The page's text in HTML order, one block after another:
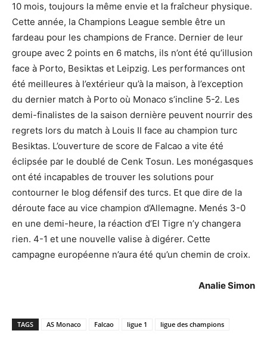
10 mois, toujours la même envie et la fraîcheur physique.
Cette année, la Champions League semble être un
fardeau pour les champions de France. Dernier de leur
groupe avec 2 points en 6 matchs, ils n’ont été qu’illusion
face à Porto, Besiktas et Leipzig. Les performances ont
été meilleures à l’extérieur qu’à la maison, à l’exception
du dernier match à Porto où Monaco s’incline 5-2. Les
demi-finalistes de la saison dernière peuvent nourrir des
regrets lors du match à Louis II face au champion turc
Besiktas. L’ouverture de score de Falcao a vite été
éclipsée par le doublé de Cenk Tosun. Les monégasques
ont été incapables de trouver les solutions pour
contourner le blog défensif des turcs. Et que dire de la
déroute face au vice champion d’Allemagne. Menés 3-0
en une demi-heure, la réaction d’El Tigre n’y changera
rien. 4-1 et une nouvelle valise à digérer. Cette
campagne européenne n’aura été qu’un chemin de croix.
Analie Simon
TAGS AS Monaco Falcao ligue 1 ligue des champions